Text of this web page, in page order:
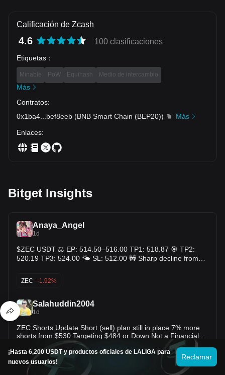
Calificación de Zcash
4.6 100 clasificaciones
Etiquetas ：
Minable PoW Equihash Medio de intercambio
Más
Contratos:
0x1ba4
bef8eeb (BNB Smart Chain (BEP20))
Más
Enlaces:
Bitget Insights
Anaya_Angel
1d
$ZEC USDT ⚖️ EP: 514.50–516.00 TP1: 518.87 🎯 TP2:
520.19 TP3: 524.00 🌤️ SL: 512.00 🚧 Sharp decline from
(515.12) with two small green candles after a long red run
— early stabilization, not confirmed strength. Still capped
resistance, not a trend flip. Volume fading sharply on the
recent bounce compared to the selloff — cautious buying,
needs follow-through. Grinding higher after a straight-line
drop deserves respect, not conviction, until price proves it.
DYOR 🧠 $ZEC USDT ⚖️
ZEC -1.92%
Salahuddin2004
1d
ZEC Shorts Update Short (sell) plan still in place 7% more
shorts from $530 Targeting $484 or Down Not a Financial
$ZEC $ETH $BTC
BTC -1.22% ETH -1.64%
¡Hasta 6,200 USDT y productos oficiales de LALIGA para
nuevos usuarios!
Reclamar